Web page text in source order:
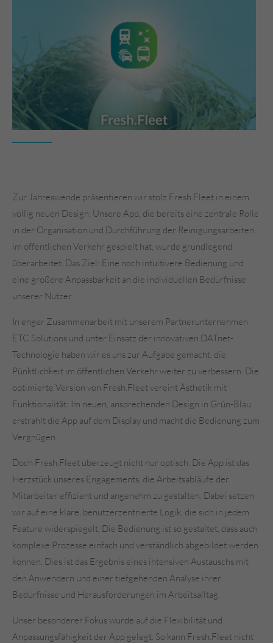
Zur Jahreswende präsentieren wir stolz Fresh.Fleet in einem
völlig neuen Design. Unsere App, die bereits eine zentrale Rolle
in der Organisation und Durchführung der Reinigungsarbeiten
im öffentlichen Verkehr gespielt hat, wurde grundlegend
überarbeitet. Das Ziel: Eine noch intuitivere Bedienung und
eine größere Anpassbarkeit an die individuellen Bedürfnisse
unserer Nutzer.
In enger Zusammenarbeit mit unserem Partnerunternehmen
ETC Solutions und unter Einsatz der innovativen DATnet-
Technologie haben wir es uns zur Aufgabe gemacht, die
Pünktlichkeit im öffentlichen Verkehr weiter zu verbessern. Die
optimierte Version von Fresh.Fleet vereint Ästhetik mit
Funktionalität: Im neuen, ansprechenden Design in Grün-Blau
erstrahlt die App auf dem Display und macht die Bedienung zum
Vergnügen.
Doch Fresh.Fleet überzeugt nicht nur optisch. Die App ist das
Herzstück unseres Engagements, die Arbeitsabläufe der
Mitarbeiter effizient und angenehm zu gestalten. Dabei setzen
wir auf eine klare, benutzerzentrierte Logik, die sich in jedem
Feature widerspiegelt. Die Bedienung ist so gestaltet, dass auch
komplexe Prozesse einfach und verständlich abgebildet werden
können. Dies ist das Ergebnis eines intensiven Austauschs mit
den Anwendern und einer tiefgehenden Analyse ihrer
Bedürfnisse und Herausforderungen im Arbeitsalltag.
Unser besonderer Fokus wurde auf die Flexibilität und
Anpassungsfähigkeit der App gelegt. So kann Fresh.Fleet nicht